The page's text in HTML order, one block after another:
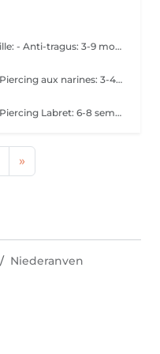
Temps de guérison* piercings d'oreille: - Anti-tragus: 3-9 mois - Piercing de conque: 3-9 mois - Daithpiercing: 3-9 mois - Piercing helix: 3-9 mois - Perçage de fumée: 3-9 mois - Piercing douillet: 3-9 mois - Piercing Tragus: 3-9 mois - Piercing du lobe de l'oreille: 4-8 semaines *Notez également qu'il est indispensable de réaliser les soins quotidiennement pour que la cicatrisation se fasse dans les meilleures conditions. *La guérison est différente d'une personne à l'autre **Si vous êtes mineur, l'autorisation parentale est obligatoire. Industriel Piercing - Sous réserve d'évaluation
Temps de guérison* par piercings - Piercing aux narines: 3-4 semaines - Piercing septum: 4-8 semaines *Notez également qu'il est indispensable de réaliser les soins quotidiennement pour que la cicatrisation se fasse dans les meilleures conditions. *La guérison est différente d'une personne à l'autre **Si vous êtes mineur, l'autorisation parentale est obligatoire.
Temps de guérison* par piercings - Piercing Labret: 6-8 semaines - Piercing des lèvres / côté: 6-8 semaines - Piercing de la lèvre supérieure: 2-3 mois - Piercing de la langue: 4-8 semaines *Notez également qu'il est indispensable de réaliser les soins quotidiennement pour que la cicatrisation se fasse dans les meilleures conditions. *La guérison est différente d'une personne à l'autre **Si vous êtes mineur, l'autorisation parentale est obligatoire.
»
Niederanven